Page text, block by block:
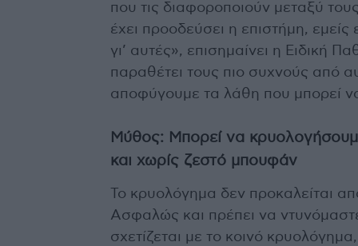
που τις διαφοροποιούν μεταξύ
έχει προοδεύσει η επιστήμη,
γι’ αυτές», επισημαίνει η Ειδική
παραθέτει τους πιο συχνούς από
αποφύγουμε τα λάθη που μπορεί
Μύθος: Μπορεί να
και χωρίς ζεστό μπουφάν
Το κρυολόγημα δεν προκαλείται
Ασφαλώς και πρέπει να
σχετίζεται με το κοινό